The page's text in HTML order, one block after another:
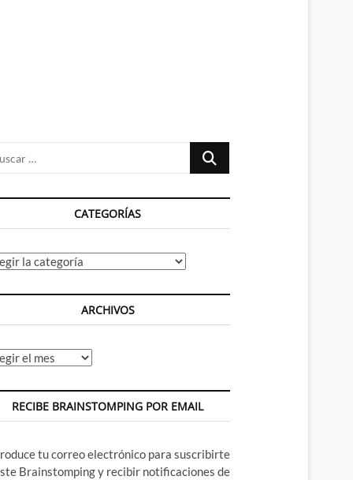
Buscar
CATEGORÍAS
ARCHIVOS
RECIBE BRAINSTOMPING POR EMAIL
tu correo electrónico para suscribirte
Brainstomping y recibir notificaciones de